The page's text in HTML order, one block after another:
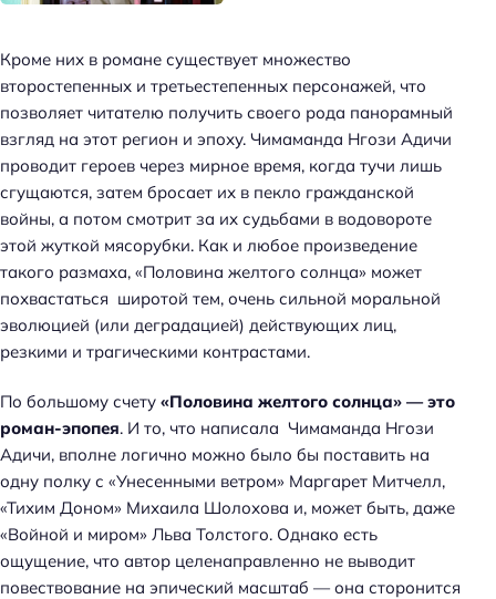
Кроме них в романе существует множество
второстепенных и третьестепенных персонажей, что
позволяет читателю получить своего рода панорамный
взгляд на этот регион и эпоху. Чимаманда Нгози Адичи
проводит героев через мирное время, когда тучи лишь
сгущаются, затем бросает их в пекло гражданской
войны, а потом смотрит за их судьбами в водовороте
этой жуткой мясорубки. Как и любое произведение
такого размаха, «Половина желтого солнца» может
похвастаться широтой тем, очень сильной моральной
эволюцией (или деградацией) действующих лиц,
резкими и трагическими контрастами.
По большому счету «Половина желтого солнца» — это
роман-эпопея. И то, что написала Чимаманда Нгози
Адичи, вполне логично можно было бы поставить на
одну полку с «Унесенными ветром» Маргарет Митчелл,
«Тихим Доном» Михаила Шолохова и, может быть, даже
«Войной и миром» Льва Толстого. Однако есть
ощущение, что автор целенаправленно не выводит
повествование на эпический масштаб — она сторонится